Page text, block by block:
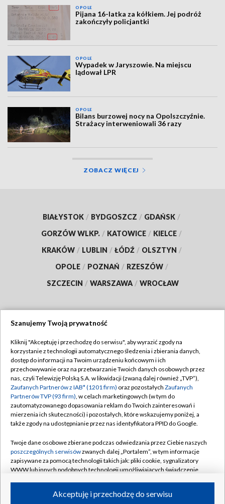
OPOLE
Pijana 16-latka za kółkiem. Jej podróż
zakończyły policjantki
OPOLE
Wypadek w Jaryszowie. Na miejscu
lądował LPR
OPOLE
Bilans burzowej nocy na Opolszczyźnie.
Strażacy interweniowali 36 razy
ZOBACZ WIĘCEJ
BIAŁYSTOK / BYDGOSZCZ / GDAŃSK /
GORZÓW WLKP. / KATOWICE / KIELCE /
KRAKÓW / LUBLIN / ŁÓDŹ / OLSZTYN /
OPOLE / POZNAŃ / RZESZÓW /
SZCZECIN / WARSZAWA / WROCŁAW
TVP
Abonament TVP
Emisja w TVP
Centrum informacji TVP
Naziemna Telewizja Cyfrowa
Rada Programowa
System NOS
Informacje o nadawcy
Program dla prasy
Regulamin TVP
Polityka prywatności
Moje zgody
Pomoc
Kontakt
Kanały
Szanujemy Twoją prywatność
Kliknij "Akceptuję i przechodzę do serwisu", aby wyrazić zgody na
korzystanie z technologii automatycznego śledzenia i zbierania danych,
dostęp do informacji na Twoim urządzeniu końcowym i ich
przechowywanie oraz na przetwarzanie Twoich danych osobowych przez
nas, czyli Telewizję Polską S.A. w likwidacji (zwaną dalej również „TVP”),
Zaufanych Partnerów z IAB* (1201 firm) oraz pozostałych Zaufanych
Partnerów TVP (93 firm), w celach marketingowych (w tym do
zautomatyzowanego dopasowania reklam do Twoich zainteresowań i
mierzenia ich skuteczności) i pozostałych, które wskazujemy poniżej, a
także zgody na udostępnianie przez nas identyfikatora PPID do Google.
Twoje dane osobowe zbierane podczas odwiedzania przez Ciebie naszych
poszczególnych serwisówzwanych dalej „Portalem”, w tym informacje
zapisywane za pomocą technologii takich jak: pliki cookie, sygnalizatory
WWW lub innych podobnych technologii umożliwiających świadczenie
ruchu w Internecie.Akceptuję i przechodzę do serwisu